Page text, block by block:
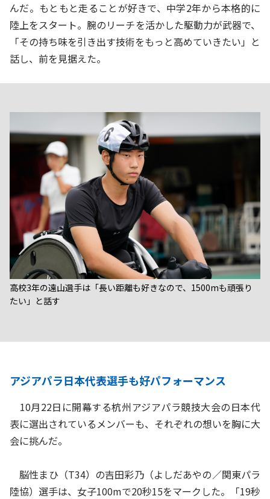
んだ。もともと走ることが好きで、中学2年から本格的に
陸上をスタート。腕のリーチを活かした駆動力が武器で、
「その持ち味を引き出す技術をもっと高めていきたい」と
話し、前を見据えた。
高校3年の遠山選手は「長い距離も好きなので、1500mも頑張り
たい」と話す
アジアパラ日本代表選手も好パフォーマンス
10月22日に開幕する杭州アジアパラ競技大会の日本代
表に選出されているメンバーも、それぞれの想いを胸に大
会に挑んだ。
脳性まひ（T34）の吉田彩乃（よしだあやの／関東パラ
陸協）選手は、女子100mで20秒15をマークした。「19秒